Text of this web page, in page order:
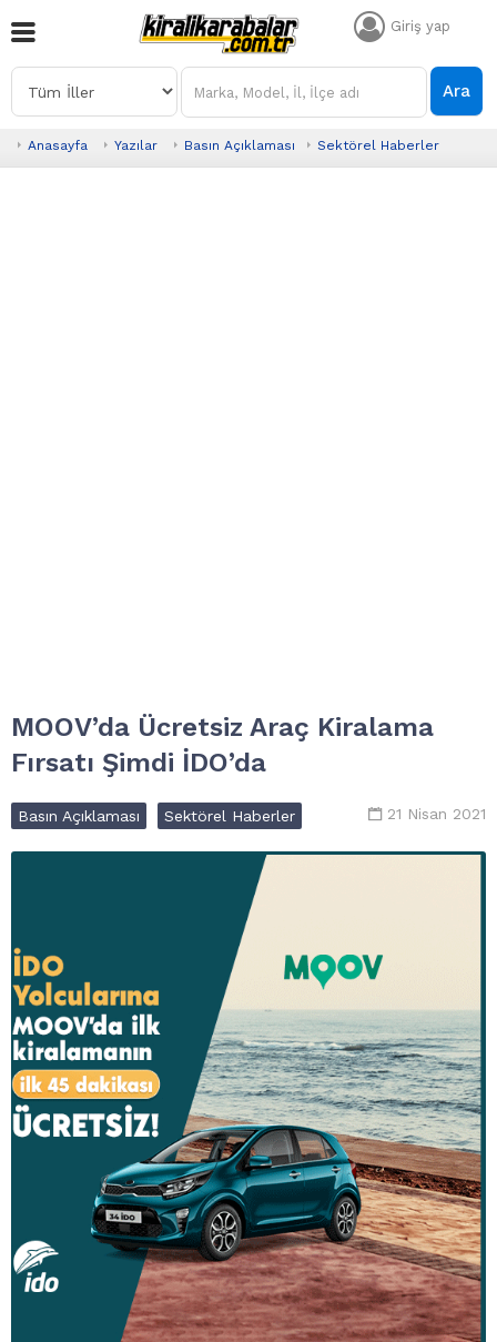
Giriş yap
Ara
Anasayfa Yazılar Basın Açıklaması Sektörel Haberler
MOOV’da Ücretsiz Araç Kiralama
Fırsatı Şimdi İDO’da
21 Nisan 2021
Basın Açıklaması Sektörel Haberler